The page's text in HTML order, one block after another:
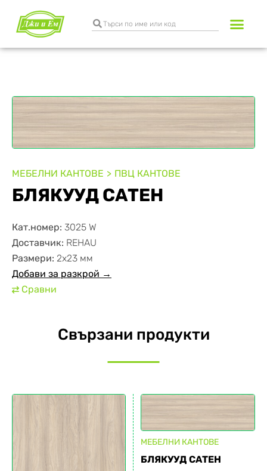
МЕБЕЛНИ КАНТОВЕ ПВЦ КАНТОВЕ
БЛЯКУУД САТЕН
Кат.номер: 3025 W
Доставчик: REHAU
Размери: 2х23 мм
Добави за разкрой →
⇄ Сравни
Свързани продукти
МЕБЕЛНИ КАНТОВЕ
БЛЯКУУД САТЕН